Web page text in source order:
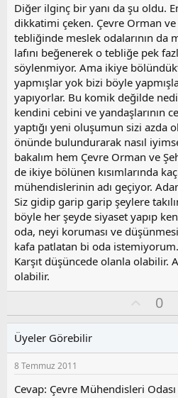
Diğer ilginç bir yanı da şu oldu.
dikkatimi çeken. Çevre Orman ve
tebliğinde meslek odalarının da
lafını beğenerek o tebliğe pek
söylenmiyor. Ama ikiye
yapmışlar yok bizi böyle
yapıyorlar. Bu komik değilde
kendini cebini ve yandaşlarının
yaptığı yeni oluşumun sizi azda
önünde bulundurarak nasıl
bakalım hem Çevre Orman ve
de ikiye bölünen kısımlarında
mühendislerinin adı geçiyor.
Siz gidip garip garip şeylere
böyle her şeyde siyaset yapıp
oda, neyi koruması ve
kafa patlatan bi oda
Karşıt düşüncede olanla olabilir.
olabilir.
y
0
Üyeler Görebilir
8 Temmuz 2011
Cevap: Çevre Mühendisleri